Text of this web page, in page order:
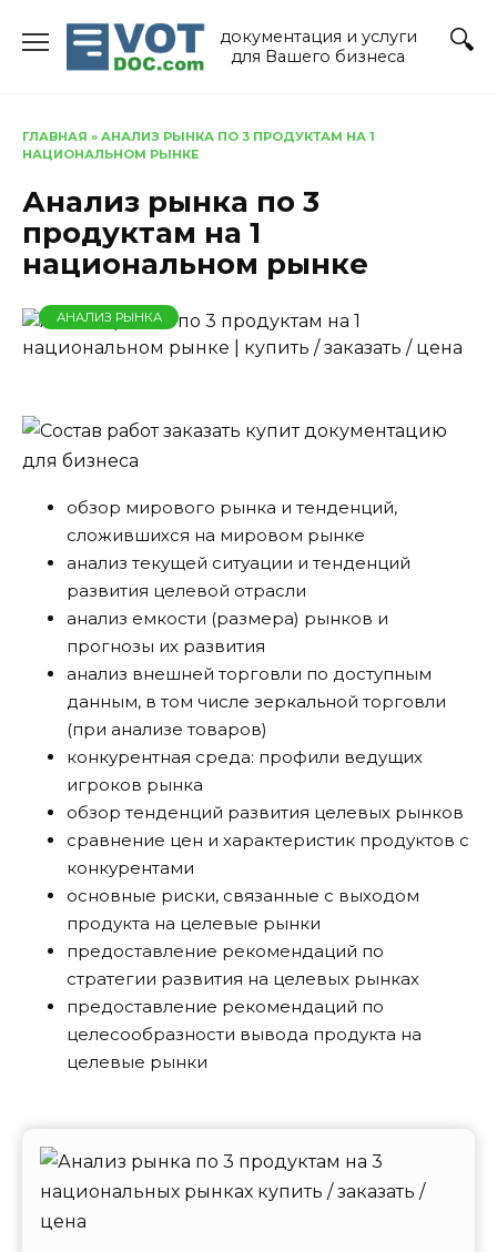
содержанию
документация и услуги
для Вашего бизнеса
ГЛАВНАЯ » АНАЛИЗ РЫНКА ПО 3 ПРОДУКТАМ НА 1
НАЦИОНАЛЬНОМ РЫНКЕ
Анализ рынка по 3
продуктам на 1
национальном рынке
АНАЛИЗ РЫНКА
обзор мирового рынка и тенденций,
сложившихся на мировом рынке
анализ текущей ситуации и тенденций
развития целевой отрасли
анализ емкости (размера) рынков и
прогнозы их развития
анализ внешней торговли по доступным
данным, в том числе зеркальной торговли
(при анализе товаров)
конкурентная среда: профили ведущих
игроков рынка
обзор тенденций развития целевых рынков
сравнение цен и характеристик продуктов с
конкурентами
основные риски, связанные с выходом
продукта на целевые рынки
предоставление рекомендаций по
стратегии развития на целевых рынках
предоставление рекомендаций по
целесообразности вывода продукта на
целевые рынки